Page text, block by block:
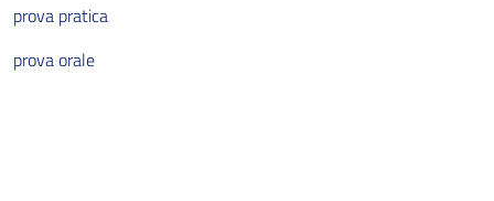
Dipartimento Amministrativo
prova pratica
prova orale